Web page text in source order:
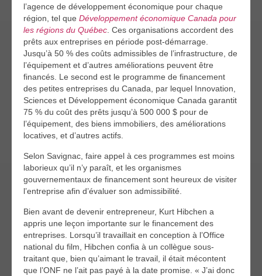
l’agence de développement économique pour chaque
région, tel que Développement économique Canada pour
les régions du Québec . Ces organisations accordent des
prêts aux entreprises en période post-démarrage.
Jusqu’à 50 % des coûts admissibles de l’infrastructure, de
l’équipement et d’autres améliorations peuvent être
financés. Le second est le programme de financement
des petites entreprises du Canada, par lequel Innovation,
Sciences et Développement économique Canada garantit
75 % du coût des prêts jusqu’à 500 000 $ pour de
l’équipement, des biens immobiliers, des améliorations
locatives, et d’autres actifs.
Selon Savignac, faire appel à ces programmes est moins
laborieux qu’il n’y paraît, et les organismes
gouvernementaux de financement sont heureux de visiter
l’entreprise afin d’évaluer son admissibilité.
Bien avant de devenir entrepreneur, Kurt Hibchen a
appris une leçon importante sur le financement des
entreprises. Lorsqu’il travaillait en conception à l’Office
national du film, Hibchen confia à un collègue sous-
traitant que, bien qu’aimant le travail, il était mécontent
que l’ONF ne l’ait pas payé à la date promise. « J’ai donc